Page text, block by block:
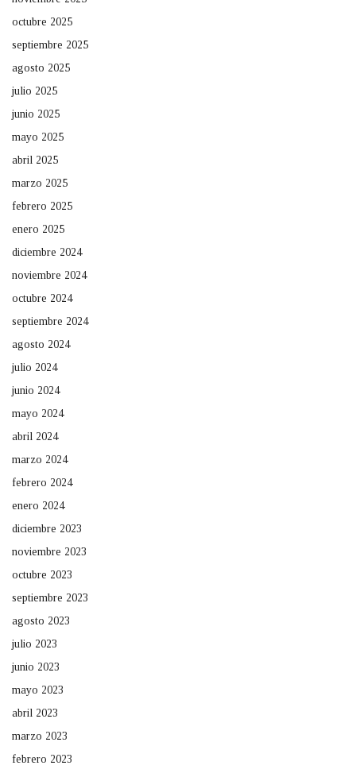
octubre 2025
septiembre 2025
agosto 2025
julio 2025
junio 2025
mayo 2025
abril 2025
marzo 2025
febrero 2025
enero 2025
diciembre 2024
noviembre 2024
octubre 2024
septiembre 2024
agosto 2024
julio 2024
junio 2024
mayo 2024
abril 2024
marzo 2024
febrero 2024
enero 2024
diciembre 2023
noviembre 2023
octubre 2023
septiembre 2023
agosto 2023
julio 2023
junio 2023
mayo 2023
abril 2023
marzo 2023
febrero 2023